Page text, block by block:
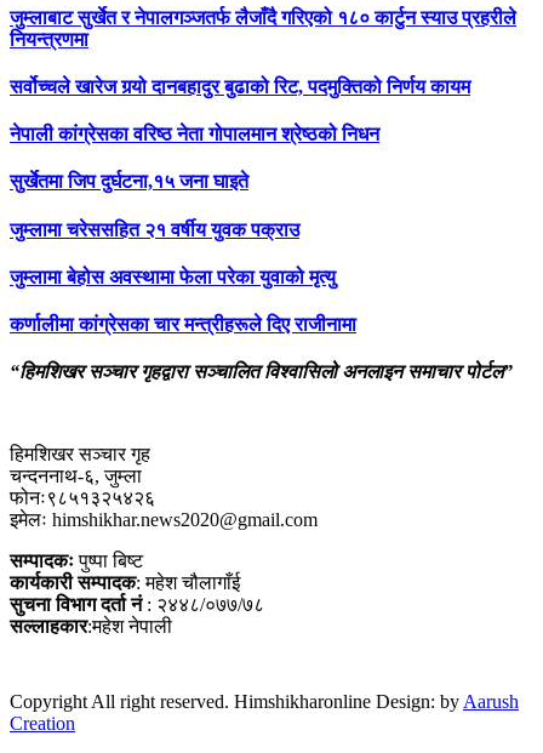
जुम्लाबाट सुर्खेत र नेपालगञ्जतर्फ लैजाँदै गरिएको १८० कार्टुन स्याउ प्रहरीले
नियन्त्रणमा
सर्वोच्चले खारेज गर्‍यो दानबहादुर बुढाको रिट, पदमुक्तिको निर्णय कायम
नेपाली कांग्रेसका वरिष्ठ नेता गोपालमान श्रेष्ठको निधन
सुर्खेतमा जिप दुर्घटना,१५ जना घाइते
जुम्लामा चरेससहित २१ वर्षीय युवक पक्राउ
जुम्लामा बेहोस अवस्थामा फेला परेका युवाको मृत्यु
कर्णालीमा कांग्रेसका चार मन्त्रीहरूले दिए राजीनामा
“हिमशिखर सञ्चार गृहद्वारा सञ्चालित विश्वासिलो अनलाइन समाचार पोर्टल”
हिमशिखर सञ्चार गृह
चन्दननाथ-६, जुम्ला
फोनः९८५१३२५४२६
इमेलः himshikhar.news2020@gmail.com
सम्पादकःपुष्पा बिष्ट
कार्यकारी सम्पादक: महेश चौलागाँई
सुचना विभाग दर्ता नं: २४४८/०७७/७८
सल्लाहकार:महेश नेपाली
Copyright All right reserved. Himshikharonline Design: byAarush
Creation